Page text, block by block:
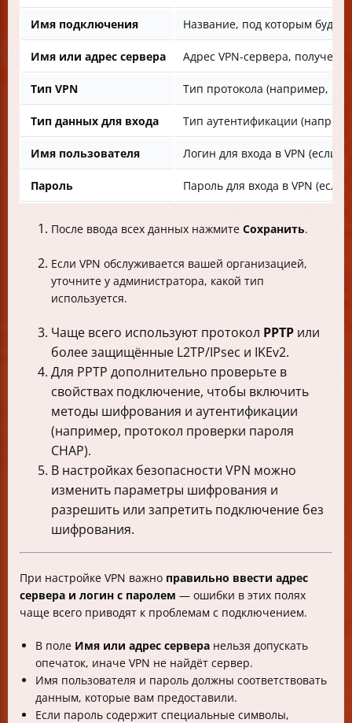
Имя подключения Название, под которым
Имя или адрес сервера Адрес VPN-сервера,
Тип VPN Тип протокола (например,
Тип данных для входа Тип аутентификации
Имя пользователя Логин для входа в VPN (если
Пароль Пароль для входа в VPN (если
После ввода всех данных нажмите Сохранить.
Если VPN обслуживается вашей организацией,
уточните у администратора, какой тип
используется.
Чаще всего используют протокол PPTP или
более защищённые L2TP/IPsec и IKEv2.
Для PPTP дополнительно проверьте в
свойствах подключение, чтобы включить
методы шифрования и аутентификации
(например, протокол проверки пароля
CHAP).
В настройках безопасности VPN можно
изменить параметры шифрования и
разрешить или запретить подключение без
шифрования.
При настройке VPN важно правильно ввести адрес
сервера и логин с паролем — ошибки в этих полях
чаще всего приводят к проблемам с подключением.
В поле Имя или адрес сервера нельзя допускать
опечаток, иначе VPN не найдёт сервер.
Имя пользователя и пароль должны соответствовать
данным, которые вам предоставили.
Если пароль содержит специальные символы,